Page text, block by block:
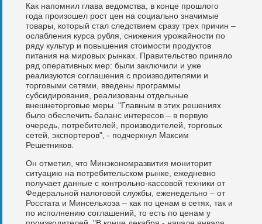
Как напомнил глава ведомства, в конце прошлого
года произошел рост цен на социально значимые
товары, который стал следствием сразу трех причин –
ослабления курса рубля, снижения урожайности по
ряду культур и повышения стоимости продуктов
питания на мировых рынках. Правительство приняло
ряд оперативных мер: были заключили и уже
реализуются соглашения с производителями и
торговыми сетями, введены программы
субсидирования, реализованы отдельные
внешнеторговые меры. "Главным в этих решениях
было обеспечить баланс интересов – в первую
очередь, потребителей, производителей, торговых
сетей, экспортеров", - подчеркнул Максим
Решетников.
Он отметил, что Минэкономразвития мониторит
ситуацию на потребительском рынке, ежедневно
получает данные с контрольно-кассовой техники от
Федеральной налоговой службы, еженедельно – от
Росстата и Минсельхоза – как по ценам в сетях, так и
по исполнению соглашений, то есть по ценам у